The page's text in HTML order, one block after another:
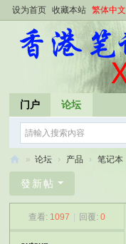
设为首页 收藏本站 繁体中文
门户 论坛
港
» 论坛 › 产品 › 笔记本
發新帖
查看: 1097 回覆: 0